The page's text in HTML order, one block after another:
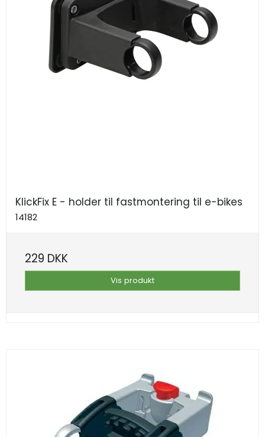
KlickFix E - holder til fastmontering til e-bikes
14182
229 DKK
Vis produkt